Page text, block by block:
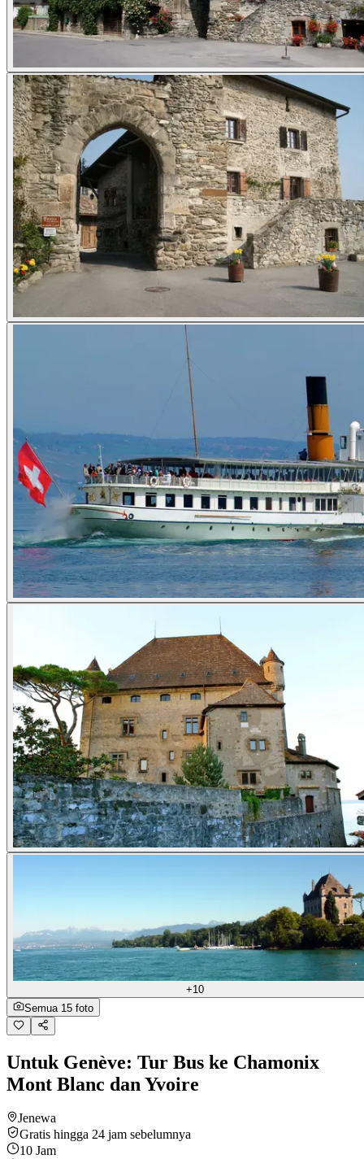
+10
Semua 15 foto
Untuk Genève: Tur Bus ke Chamonix
Mont Blanc dan Yvoire
Jenewa
Gratis hingga 24 jam sebelumnya
10 Jam